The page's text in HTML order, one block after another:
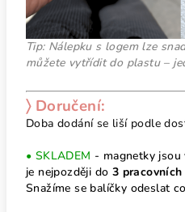
Tip: Nálepku s logem lze
můžete vytřídit do plastu –
〉 Doručení:
Doba dodání se liší podle
• SKLADEM - magnetky jsou
je nejpozději do 3 pracovních
Snažíme se balíčky odeslat